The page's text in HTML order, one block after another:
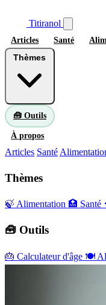
Titiranol
Articles Santé
🧰 Outils
À propos
Articles Santé
Thèmes
🍃 Alimentation 🏥 Santé
🧰 Outils
🎂 Calculateur d'âge 🍽️